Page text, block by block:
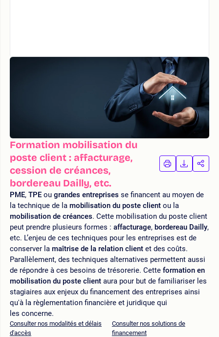
Formation mobilisation du
poste client : affacturage,
cession de créances,
bordereau Dailly, etc.
IMPRIMER
LA
LA
PME, TPE ou grandes entreprises se financent au moyen de
la technique de la mobilisation du poste client ou la
mobilisation de créances. Cette mobilisation du poste client
peut prendre plusieurs formes : affacturage, bordereau Dailly,
etc. L’enjeu de ces techniques pour les entreprises est de
conserver la maîtrise de la relation client et des coûts.
Parallèlement, des techniques alternatives permettent aussi
de répondre à ces besoins de trésorerie. Cette formation en
mobilisation du poste client aura pour but de familiariser les
stagiaires aux enjeux du financement des entreprises ainsi
qu'à la règlementation financière et juridique qui
les concerne.
Consulter nos modalités et délais
d'accès
Consulter nos solutions de
financement